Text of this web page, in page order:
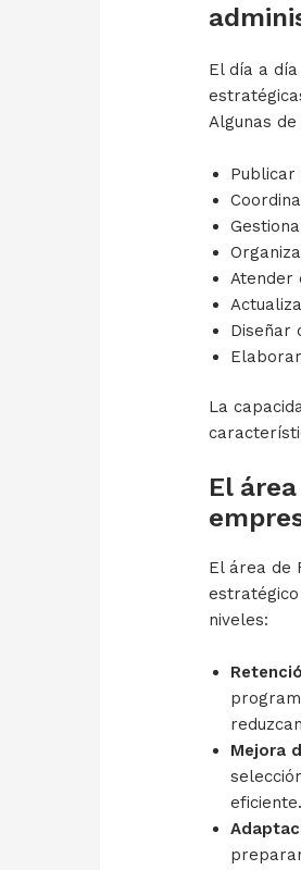
El día a
Algunas
Atender
Diseñar
La
El
El área de
niveles:
Mejora
eficiente.